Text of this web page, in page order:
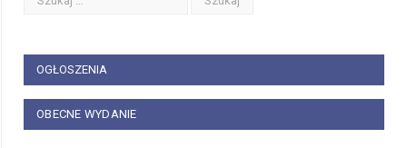
OGŁOSZENIA
OBECNE WYDANIE